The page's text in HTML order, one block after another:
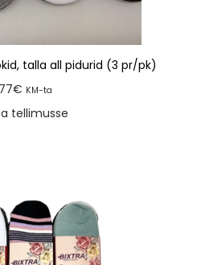
talla all pidurid (3 pr/pk)
€ KM-ta
tellimusse